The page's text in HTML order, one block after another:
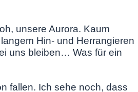
unsere Aurora. Kaum
Hin- und Herrangieren
uns bleiben… Was für ein
fallen. Ich sehe noch, dass